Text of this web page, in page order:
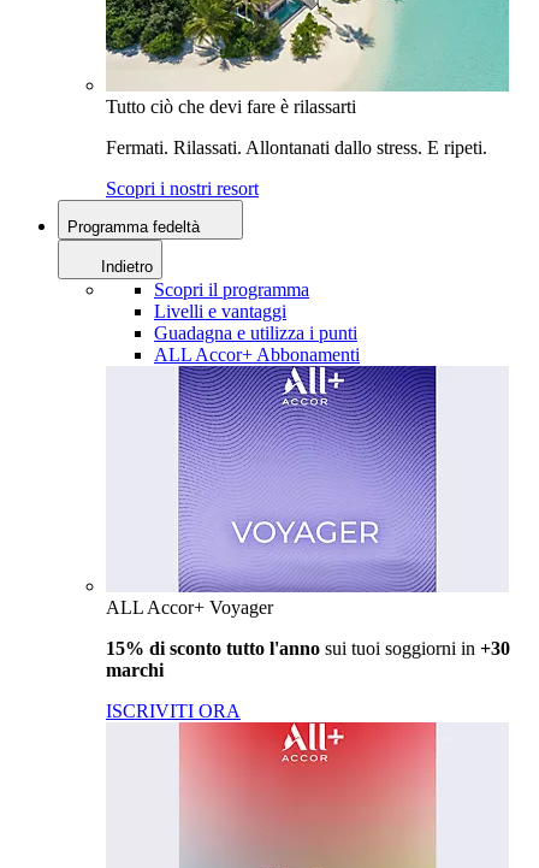
Tutto ciò che devi fare è rilassarti
Fermati. Rilassati. Allontanati dallo stress. E ripeti.
Scopri i nostri resort
Programma fedeltà
Indietro
Scopri il programma
Livelli e vantaggi
Guadagna e utilizza i punti
ALL Accor+ Abbonamenti
ALL Accor+ Voyager
15% di sconto tutto l'anno sui tuoi soggiorni in +30
marchi
ISCRIVITI ORA